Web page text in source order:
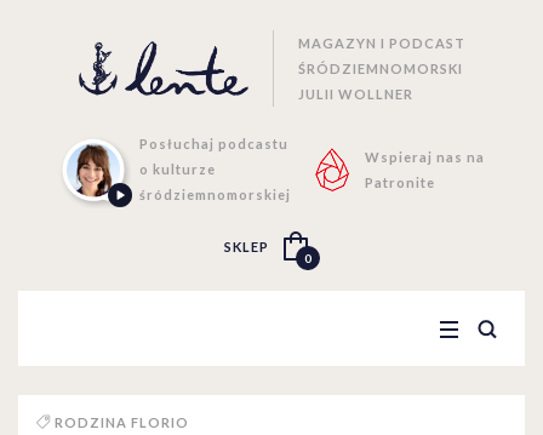
MAGAZYN I PODCAST
ŚRÓDZIEMNOMORSKI
JULII WOLLNER
Posłuchaj podcastu
o kulturze
śródziemnomorskiej
Wspieraj nas na
Patronite
SKLEP
0
RODZINA FLORIO